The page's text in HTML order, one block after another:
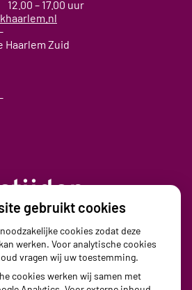
17.00 uur
Haarlem Zuid
08:30 - 17:30
08:30 - 17:30
08:30 - 17:30
08:30 - 17:30
gebruikt cookies
cookies zodat deze
werken. Voor analytische cookies
vragen wij uw toestemming.
cookies werken wij samen met